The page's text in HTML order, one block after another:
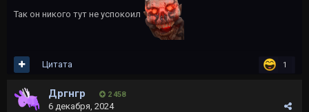
Так он никого тут не успокоил
1
Цитата
Дргнгр 2 458
6 декабря, 2024